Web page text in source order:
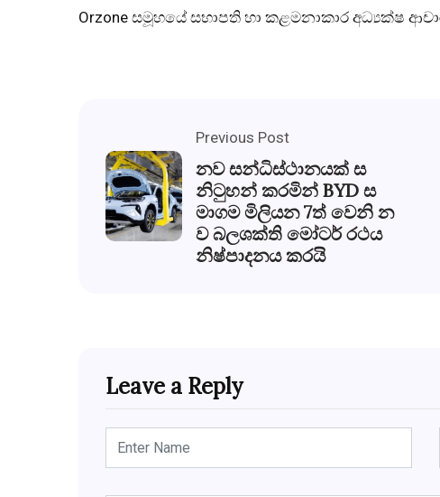
Orzone සමූහයේ සභාපති හා කළමනාකාර අධ්‍යක්ෂ
Previous Post
නව සන්ධිස්ථානයක් ස
නිටුහන් කරමින් BYD ස
මාගම මිලියන 7ත් වෙනි න
ව බලශක්ති මෝටර් රථය
නිෂ්පාදනය කරයි
Leave a Reply